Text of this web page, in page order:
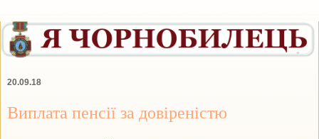
20.09.18
Виплата пенсії за довіреністю